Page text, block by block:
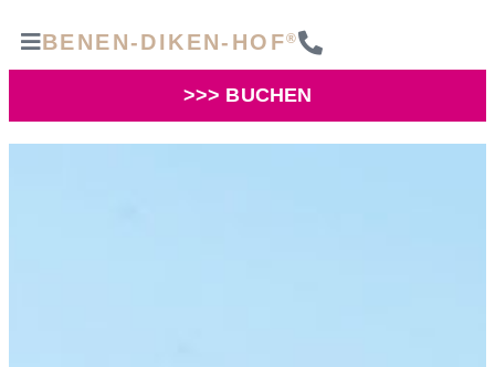
BENEN-DIKEN-HOF®
>>> BUCHEN